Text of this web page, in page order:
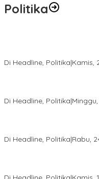
Politika
Di Headline, Politika|Kamis,
Di Headline, Politika|
Di Headline, Politika|Rabu,